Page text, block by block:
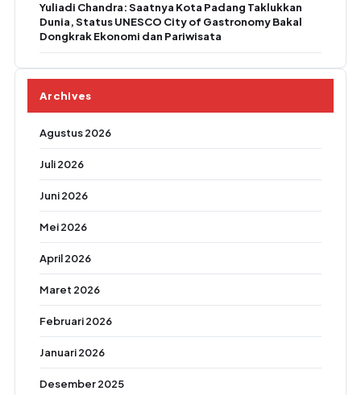
Yuliadi Chandra: Saatnya Kota Padang Taklukkan
Dunia, Status UNESCO City of Gastronomy Bakal
Dongkrak Ekonomi dan Pariwisata
Archives
Agustus 2026
Juli 2026
Juni 2026
Mei 2026
April 2026
Maret 2026
Februari 2026
Januari 2026
Desember 2025